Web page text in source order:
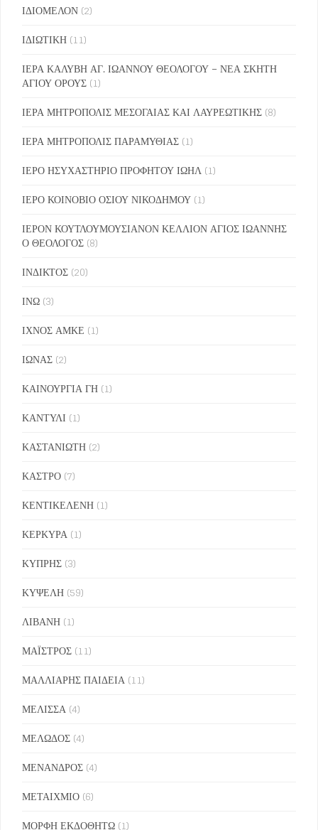
ΙΔΙΟΜΕΛΟΝ (2)
ΙΔΙΩΤΙΚΗ (11)
ΙΕΡΑ ΚΑΛΥΒΗ ΑΓ. ΙΩΑΝΝΟΥ ΘΕΟΛΟΓΟΥ – ΝΕΑ ΣΚΗΤΗ
ΑΓΙΟΥ ΟΡΟΥΣ (1)
ΙΕΡΑ ΜΗΤΡΟΠΟΛΙΣ ΜΕΣΟΓΑΙΑΣ ΚΑΙ ΛΑΥΡΕΩΤΙΚΗΣ (8)
ΙΕΡΑ ΜΗΤΡΟΠΟΛΙΣ ΠΑΡΑΜΥΘΙΑΣ (1)
ΙΕΡΟ ΗΣΥΧΑΣΤΗΡΙΟ ΠΡΟΦΗΤΟΥ ΙΩΗΛ (1)
ΙΕΡΟ ΚΟΙΝΟΒΙΟ ΟΣΙΟΥ ΝΙΚΟΔΗΜΟΥ (1)
ΙΕΡΟΝ ΚΟΥΤΛΟΥΜΟΥΣΙΑΝΟΝ ΚΕΛΛΙΟΝ ΑΓΙΟΣ ΙΩΑΝΝΗΣ
Ο ΘΕΟΛΟΓΟΣ (8)
ΙΝΔΙΚΤΟΣ (20)
ΙΝΩ (3)
ΙΧΝΟΣ ΑΜΚΕ (1)
ΙΩΝΑΣ (2)
ΚΑΙΝΟΥΡΓΙΑ ΓΗ (1)
ΚΑΝΤΥΛΙ (1)
ΚΑΣΤΑΝΙΩΤΗ (2)
ΚΑΣΤΡΟ (7)
ΚΕΝΤΙΚΕΛΕΝΗ (1)
ΚΕΡΚΥΡΑ (1)
ΚΥΠΡΗΣ (3)
ΚΥΨΕΛΗ (59)
ΛΙΒΑΝΗ (1)
ΜΑΪΣΤΡΟΣ (11)
ΜΑΛΛΙΑΡΗΣ ΠΑΙΔΕΙΑ (11)
ΜΕΛΙΣΣΑ (4)
ΜΕΛΩΔΟΣ (4)
ΜΕΝΑΝΔΡΟΣ (4)
ΜΕΤΑΙΧΜΙΟ (6)
ΜΟΡΦΗ ΕΚΔΟΘΗΤΩ (1)